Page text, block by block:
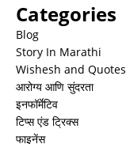
Categories
Blog
Story In Marathi
Wishesh and Quotes
आरोग्य आणि सुंदरता
इनफॉर्मेटिव
टिप्स एंड ट्रिक्स
फाइनेंस